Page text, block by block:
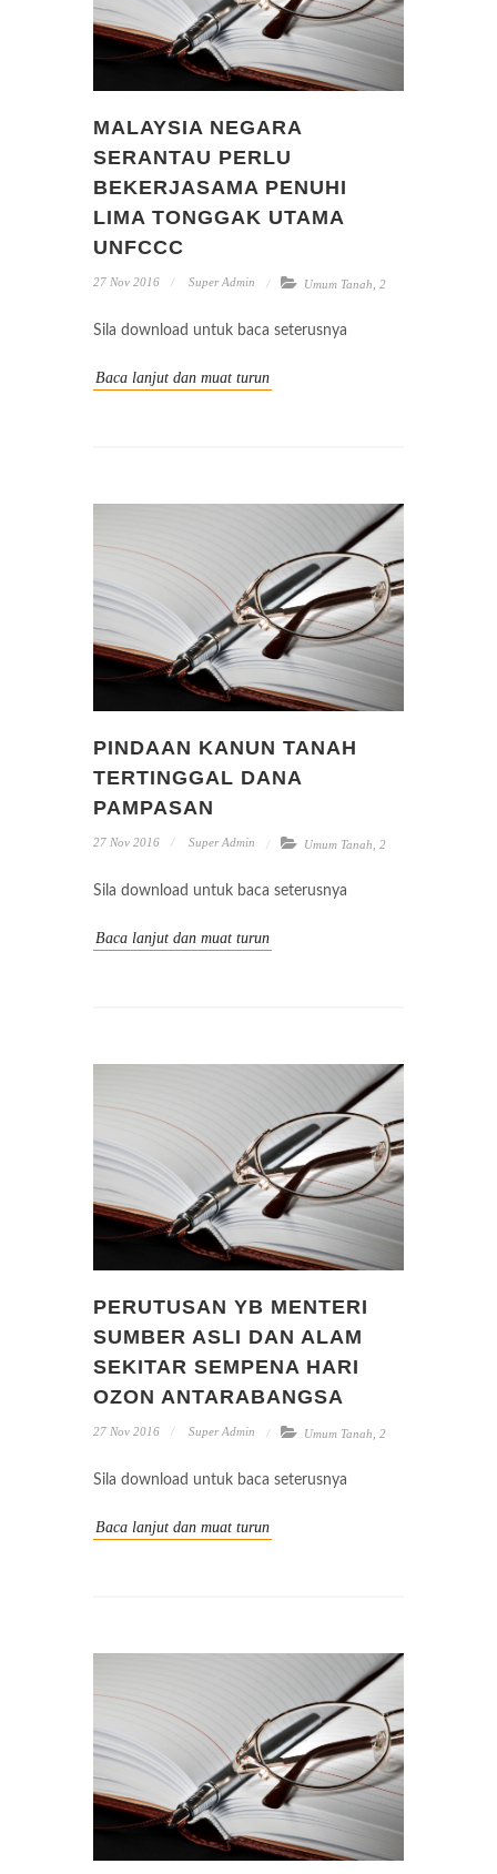
MALAYSIA NEGARA
SERANTAU PERLU
BEKERJASAMA PENUHI
LIMA TONGGAK UTAMA
UNFCCC
27 Nov 2016 Super Admin Umum Tanah 2
Sila download untuk baca seterusnya
Baca lanjut dan muat turun
PINDAAN KANUN TANAH
TERTINGGAL DANA
PAMPASAN
27 Nov 2016 Super Admin Umum Tanah 2
Sila download untuk baca seterusnya
Baca lanjut dan muat turun
PERUTUSAN YB MENTERI
SUMBER ASLI DAN ALAM
SEKITAR SEMPENA HARI
OZON ANTARABANGSA
27 Nov 2016 Super Admin Umum Tanah, 2
Sila download untuk baca seterusnya
Baca lanjut dan muat turun